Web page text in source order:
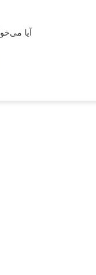
(see the
آیا